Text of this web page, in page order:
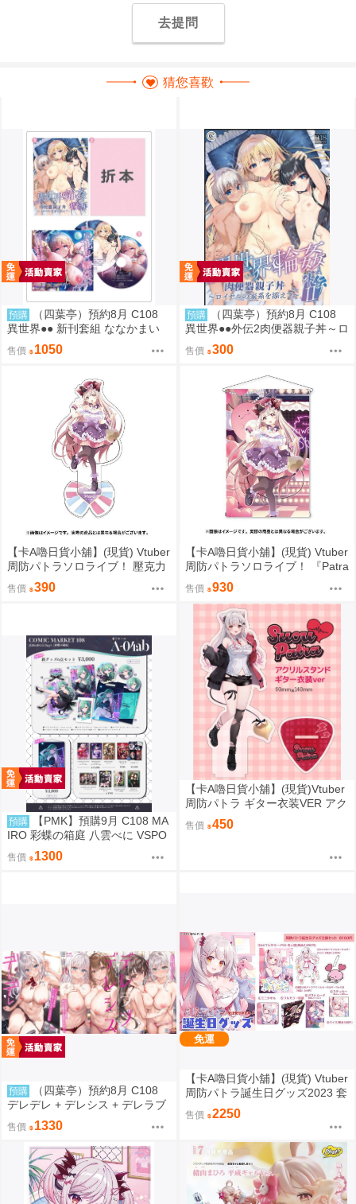
去提問
猜您喜歡
預購
（四葉亭）預約8月 C108
異世界●● 新刊套組 ななかまい
售價 1050
預購
（四葉亭）預約8月 C108
異世界●●外伝2肉便器親子丼～ロ
イヤルの家系を添えて～ ななか
まい
售價 300
【卡A嚕日貨小舖】(現貨) Vtuber
周防パトラソロライブ！ 壓克力
售價 390
【卡A嚕日貨小舖】(現貨) Vtuber
周防パトラソロライブ！ 『Patra
Suou Sololive kawaii holic shibu
ya”』 B2掛軸
售價 930
預購
【PMK】預購9月 C108 MA
IRO 彩蝶の箱庭 八雲べに VSPO
售價 1300
【卡A嚕日貨小舖】(現貨)Vtuber
周防パトラ ギター衣装VER アク
リルスタンド 壓克力立牌
售價 450
預購
（四葉亭）預約8月 C108
デレデレ + デレシス + デレラブ
3冊套組 附資料夾 Yan-Yam
售價 1330
免運
【卡A嚕日貨小舖】(現貨) Vtuber
周防パトラ誕生日グッズ2023 套
組
售價 2250